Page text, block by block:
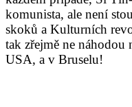
komunista, ale není
skoků a Kulturních
tak zřejmě ne
USA, a v Bruselu!